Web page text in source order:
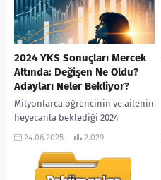
2024 YKS Sonuçları Mercek
Altında: Değişen Ne Oldu?
Adayları Neler Bekliyor?
Milyonlarca öğrencinin ve ailenin
heyecanla beklediği 2024
Yükseköğretim Kurumları Sınavı
belgeleriyle birlikte ÖSYM
tarafından yayımlanan sayısal...
24.06.2025 2.029